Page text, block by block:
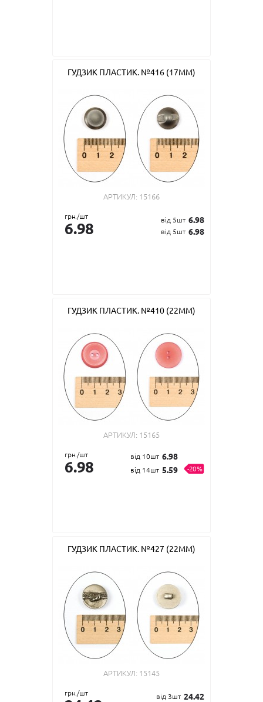
ГУДЗИК ПЛАСТИК. №416 (17ММ)
АРТИКУЛ: 15166
грн./шт
6.98 від 5шт 6.98
від 5шт 6.98
ГУДЗИК ПЛАСТИК. №410 (22ММ)
АРТИКУЛ: 15165
грн./шт
6.98
від 10шт 6.98
від 14шт 5.59 -20%
ГУДЗИК ПЛАСТИК. №427 (22ММ)
АРТИКУЛ: 15145
грн./шт від 3шт 24.42